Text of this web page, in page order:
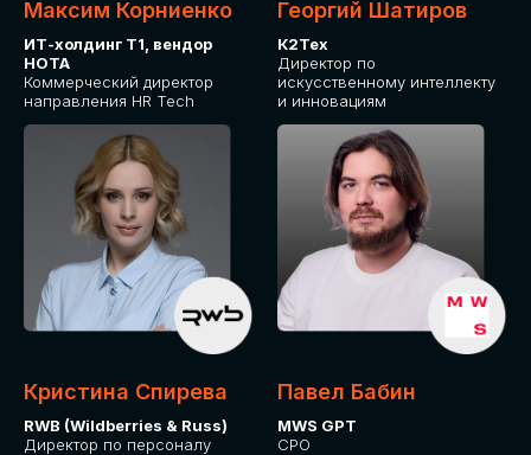
Максим Корниенко
ИТ-холдинг Т1, вендор
НОТА
Коммерческий директор
направления HR Tech
Георгий Шатиров
К2Тех
Директор по
искусственному интеллекту
и инновациям
Кристина Спирева
RWB (Wildberries & Russ)
Директор по персоналу
Павел Бабин
MWS GPT
CPO